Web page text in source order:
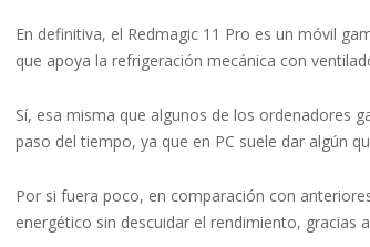
En definitiva, el Redmagic 11 Pro es un móvil
que apoya la refrigeración mecánica con
Sí, esa misma que algunos de los ordenadores
paso del tiempo, ya que en PC suele dar algún
Por si fuera poco, en comparación con
energético sin descuidar el rendimiento, gracias